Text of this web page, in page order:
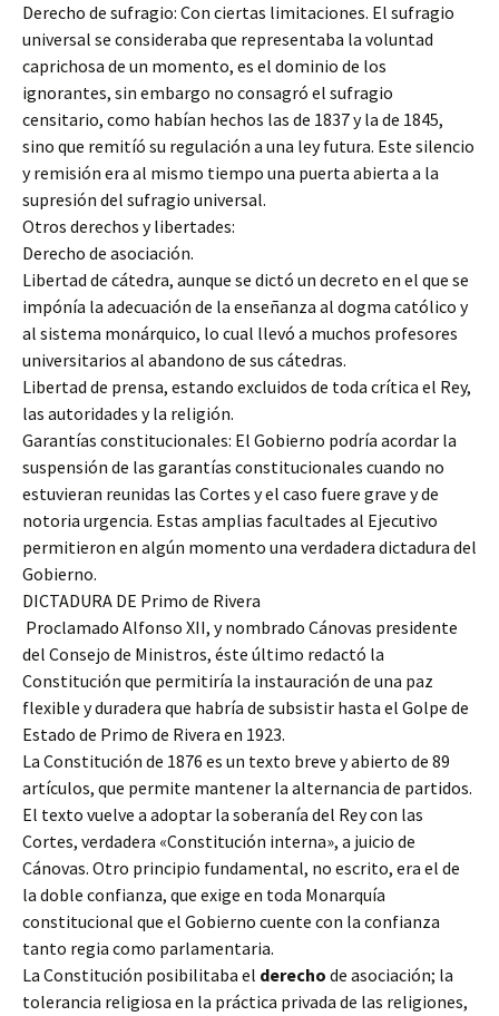
Derecho de sufragio: Con ciertas limitaciones. El sufragio
universal se consideraba que representaba la voluntad
caprichosa de un momento, es el dominio de los
ignorantes, sin embargo no consagró el sufragio
censitario, como habían hechos las de 1837 y la de 1845,
sino que remitíó su regulación a una ley futura. Este silencio
y remisión era al mismo tiempo una puerta abierta a la
supresión del sufragio universal.
Otros derechos y libertades:
Derecho de asociación.
Libertad de cátedra, aunque se dictó un decreto en el que se
impónía la adecuación de la enseñanza al dogma católico y
al sistema monárquico, lo cual llevó a muchos profesores
universitarios al abandono de sus cátedras.
Libertad de prensa, estando excluidos de toda crítica el Rey,
las autoridades y la religión.
Garantías constitucionales: El Gobierno podría acordar la
suspensión de las garantías constitucionales cuando no
estuvieran reunidas las Cortes y el caso fuere grave y de
notoria urgencia. Estas amplias facultades al Ejecutivo
permitieron en algún momento una verdadera dictadura del
Gobierno.
DICTADURA DE Primo de Rivera
Proclamado Alfonso XII, y nombrado Cánovas presidente
del Consejo de Ministros, éste último redactó la
Constitución que permitiría la instauración de una paz
flexible y duradera que habría de subsistir hasta el Golpe de
Estado de Primo de Rivera en 1923.
La Constitución de 1876 es un texto breve y abierto de 89
artículos, que permite mantener la alternancia de partidos.
El texto vuelve a adoptar la soberanía del Rey con las
Cortes, verdadera «Constitución interna», a juicio de
Cánovas. Otro principio fundamental, no escrito, era el de
la doble confianza, que exige en toda Monarquía
constitucional que el Gobierno cuente con la confianza
tanto regia como parlamentaria.
La Constitución posibilitaba el derecho de asociación; la
tolerancia religiosa en la práctica privada de las religiones,